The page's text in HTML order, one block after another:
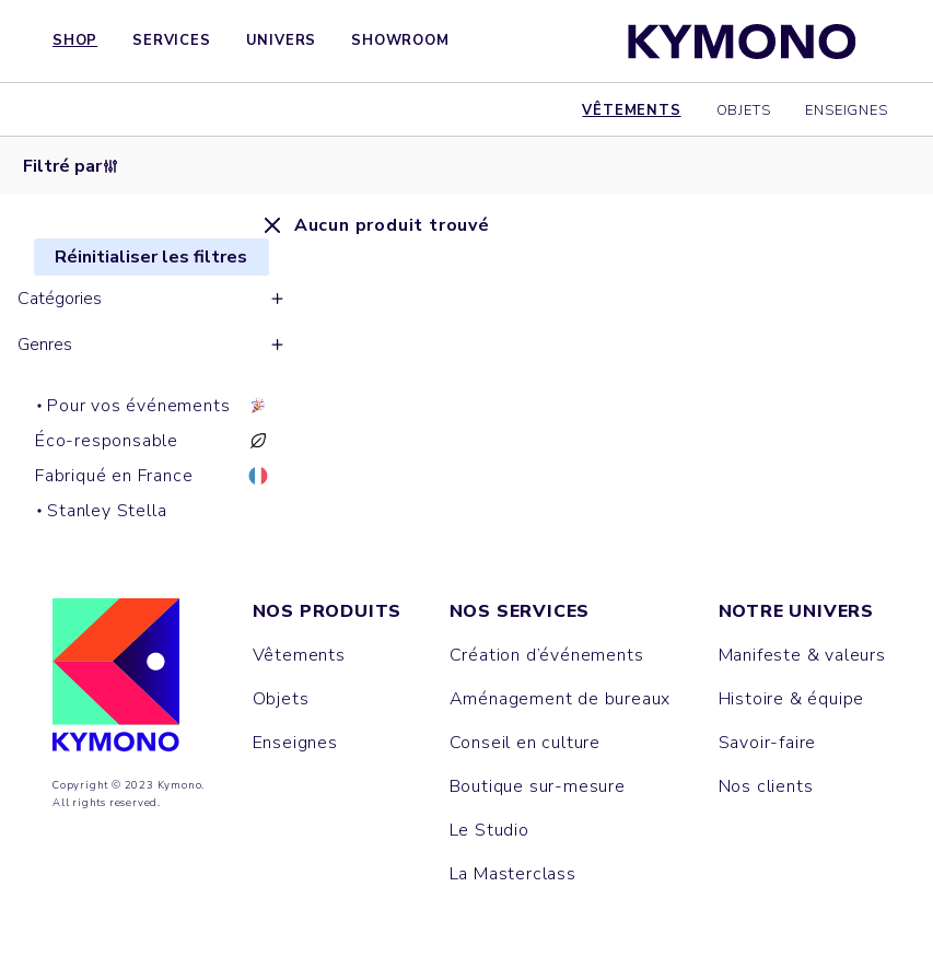
SHOP SERVICES UNIVERS SHOWROOM
VÊTEMENTS OBJETS ENSEIGNES
Filtré par
Réinitialiser les filtres
Catégories
Genres
Pour vos événements
Éco-responsable
Fabriqué en France
Stanley Stella
Aucun produit trouvé
Copyright © 2023 Kymono.
All rights reserved.
NOS PRODUITS
Vêtements
Objets
Enseignes
NOS SERVICES
Création d’événements
Aménagement de bureaux
Conseil en culture
Boutique sur-mesure
Le Studio
La Masterclass
NOTRE UNIVERS
Manifeste & valeurs
Histoire & équipe
Savoir-faire
Nos clients